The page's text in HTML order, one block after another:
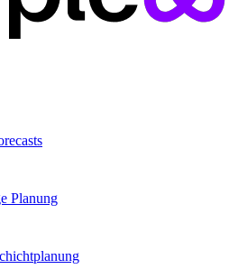
Planung